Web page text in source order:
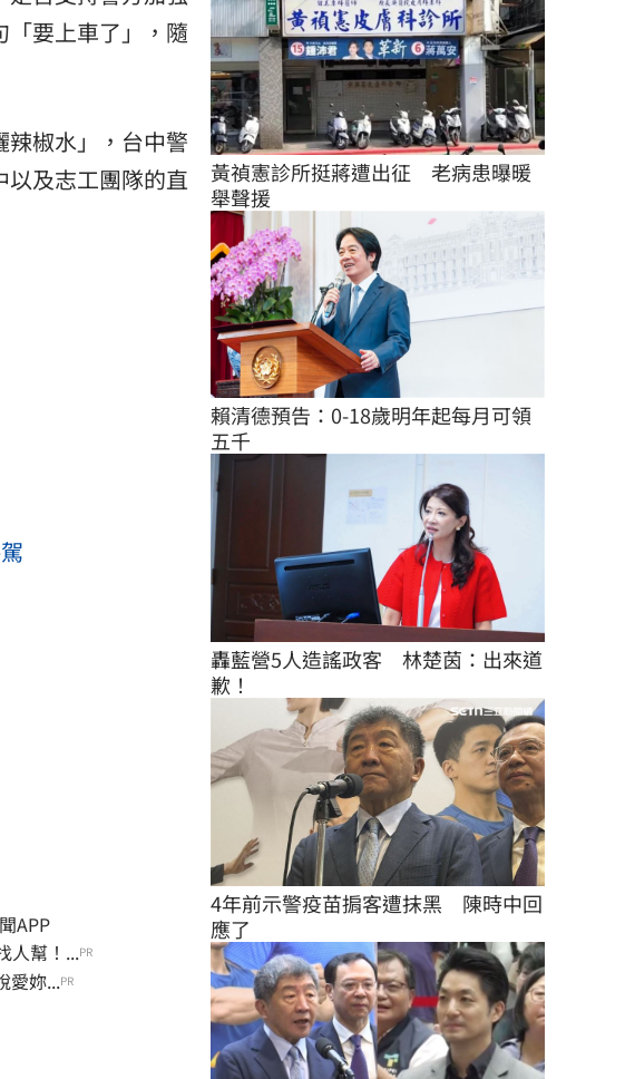
要上車了」，隨
椒水」，台中警
及志工團隊的直
星聞APP
人幫！...PR
愛妳...PR
黃禎憲診所挺蔣遭出征　老病患曝暖
舉聲援
賴清德預告：0-18歲明年起每月可領
五千
轟藍營5人造謠政客　林楚茵：出來道
歉！
4年前示警疫苗掮客遭抹黑　陳時中回
應了